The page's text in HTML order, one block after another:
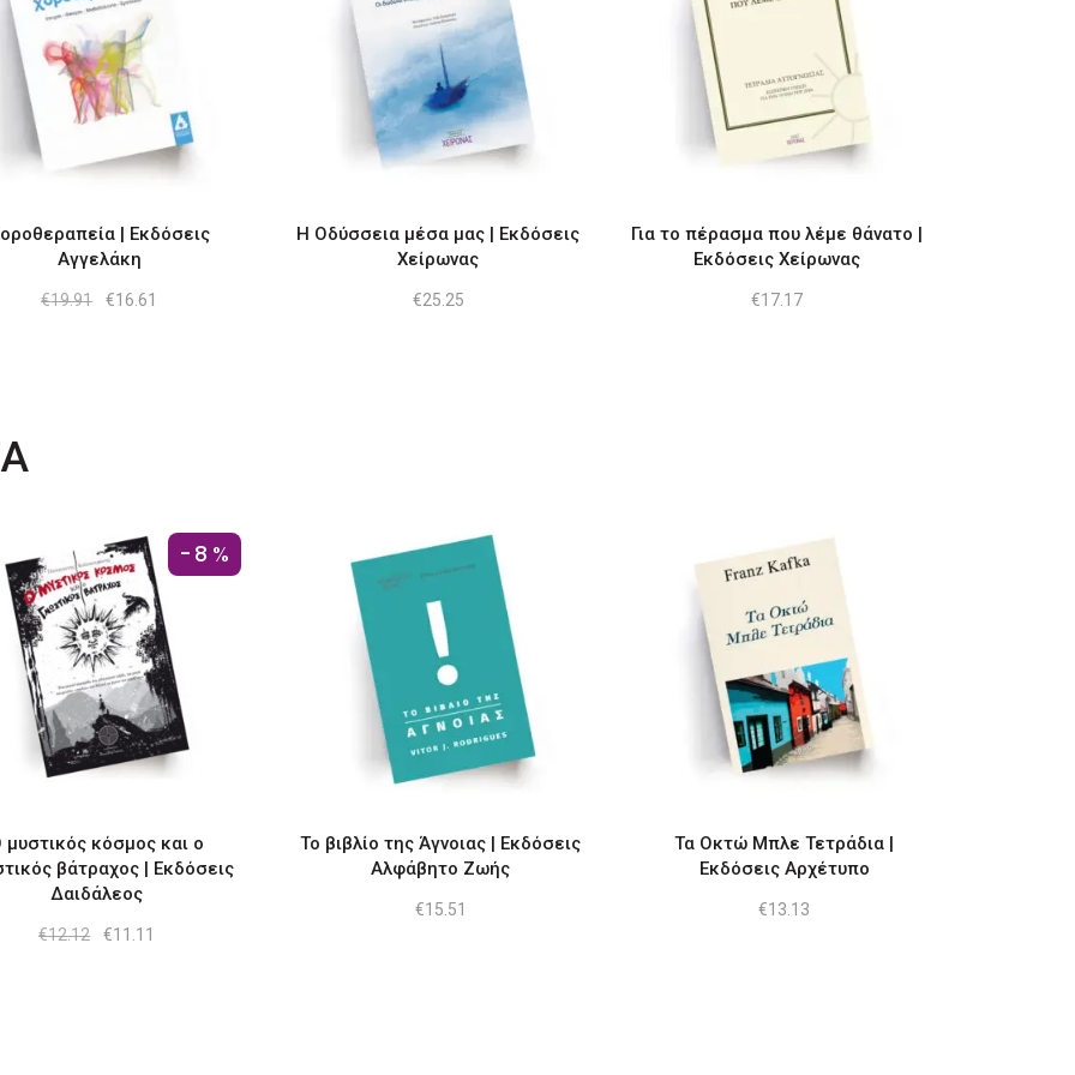
| Εκδόσεις
Αγγελάκη
€19.91
Original
€16.61
Η Οδύσσεια μέσα μας | Εκδόσεις
Χείρωνας
€25.25
Για το πέρασμα που λέμε θάνατο |
Εκδόσεις Χείρωνας
€17.17
-8%
μυστικός κόσµος και ο
βάτραχος | Εκδόσεις
Δαιδάλεος
€12.12
Original
€11.11
Το βιβλίο της Άγνοιας | Εκδόσεις
Αλφάβητο Ζωής
€15.51
Τα Οκτώ Μπλε Τετράδια |
Εκδόσεις Αρχέτυπο
€13.13